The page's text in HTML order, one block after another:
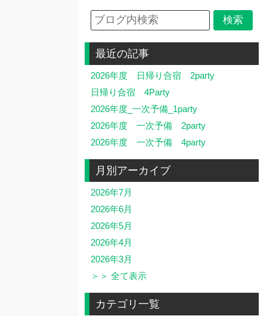
最近の記事
2026年度 日帰り合宿 2party
日帰り合宿 4Party
2026年度_一次予備_1party
2026年度 一次予備 2party
2026年度 一次予備 4party
月別アーカイブ
2026年7月
2026年6月
2026年5月
2026年4月
2026年3月
＞＞ 全て表示
カテゴリ一覧